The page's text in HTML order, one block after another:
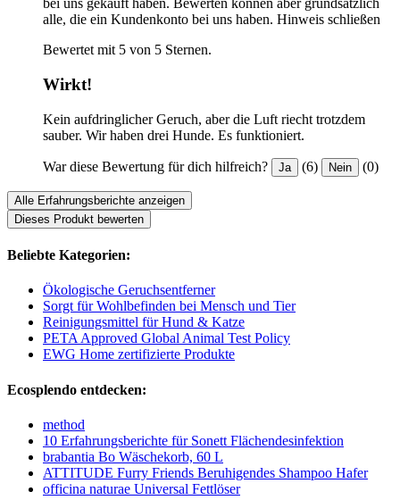
bei uns gekauft haben. Bewerten können aber grundsätzlich
alle, die ein Kundenkonto bei uns haben. Hinweis schließen
Bewertet mit 5 von 5 Sternen.
Wirkt!
Kein aufdringlicher Geruch, aber die Luft riecht trotzdem
sauber. Wir haben drei Hunde. Es funktioniert.
War diese Bewertung für dich hilfreich? Ja (6) Nein (0)
Alle Erfahrungsberichte anzeigen
Dieses Produkt bewerten
Beliebte Kategorien:
Ökologische Geruchsentferner
Sorgt für Wohlbefinden bei Mensch und Tier
Reinigungsmittel für Hund & Katze
PETA Approved Global Animal Test Policy
EWG Home zertifizierte Produkte
Ecosplendo entdecken:
method
10 Erfahrungsberichte für Sonett Flächendesinfektion
brabantia Bo Wäschekorb, 60 L
ATTITUDE Furry Friends Beruhigendes Shampoo Hafer
officina naturae Universal Fettlöser